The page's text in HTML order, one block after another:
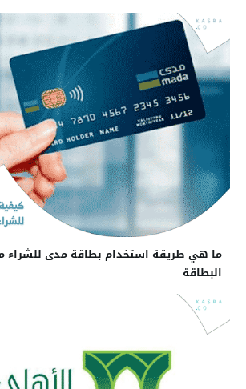
ما هي طريقة استخدام بطاقة مدى للشراء
البطاقة